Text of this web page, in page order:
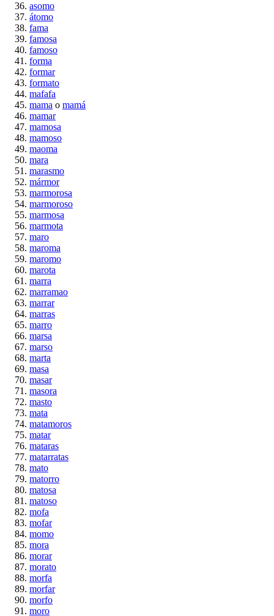
asomo
átomo
fama
famosa
famoso
forma
formar
formato
mafafa
mama o mamá
mamar
mamosa
mamoso
maoma
mara
marasmo
mármor
marmorosa
marmoroso
marmosa
marmota
maro
maroma
maromo
marota
marra
marramao
marrar
marras
marro
marsa
marso
marta
masa
masar
masora
masto
mata
matamoros
matar
mataras
matarratas
mato
matorro
matosa
matoso
mofa
mofar
momo
mora
morar
morato
morfa
morfar
morfo
moro